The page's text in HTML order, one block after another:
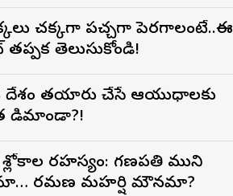
చక్కగా పచ్చగా పెరగాలంటే..ఈ
తప్పక తెలుసుకోండి!
తయారు చేసే ఆయుధాలకు
డిమాండా?!
శ్లోకాల రహస్యం: గణపతి ముని
రమణ మహర్షి మౌనమా?